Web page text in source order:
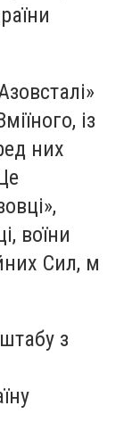
із
них
воїни
Сил, м
з